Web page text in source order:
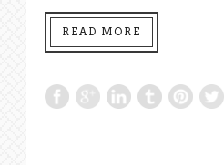
READ MORE